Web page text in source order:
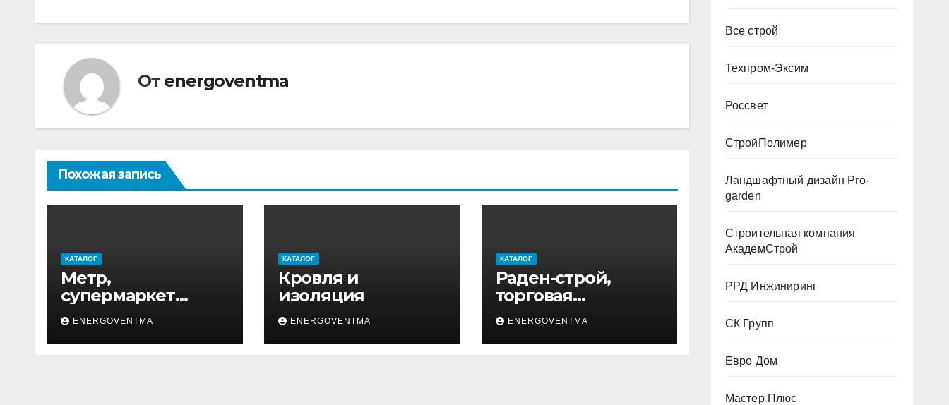
От energoventma
Похожая запись
КАТАЛОГ
Метр,
супермаркет
товаров для дома
и ремонта
ENERGOVENTMA
КАТАЛОГ
Кровля и
изоляция
ENERGOVENTMA
КАТАЛОГ
Раден-строй,
торговая
компания
ENERGOVENTMA
Все строй
Техпром-Эксим
Россвет
СтройПолимер
Ландшафтный дизайн Pro-
garden
Строительная компания
АкадемСтрой
РРД Инжиниринг
СК Групп
Евро Дом
Мастер Плюс